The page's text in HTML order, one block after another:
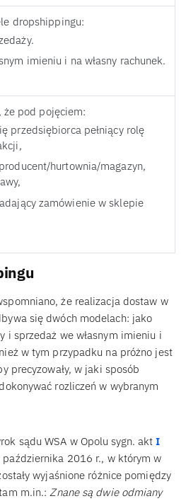
dropshippingu:
imieniu i na własny rachunek.
że pod pojęciem:
przedsiębiorca pełniący rolę
hurtownia/magazyn,
zamówienie w sklepie
że realizacja dostaw w
się dwóch modelach: jako
i sprzedaż we własnym imieniu i
w tym przypadku na próżno jest
precyzowały, w jaki sposób
rozliczeń w wybranym
sądu WSA w Opolu sygn. aktI
2016 r., w którym w
wyjaśnione różnice pomiędzy
m.in.:Znane są dwie odmiany